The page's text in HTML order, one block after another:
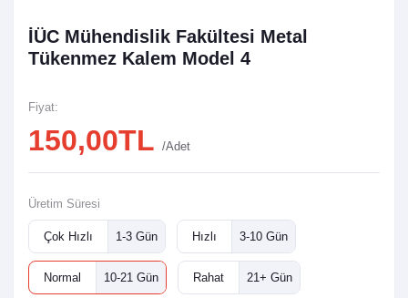
İÜC Mühendislik Fakültesi Metal
Tükenmez Kalem Model 4
Fiyat:
150,00TL /Adet
Üretim Süresi
Çok Hızlı 1-3 Gün Hızlı 3-10 Gün
Normal 10-21 Gün Rahat 21+ Gün